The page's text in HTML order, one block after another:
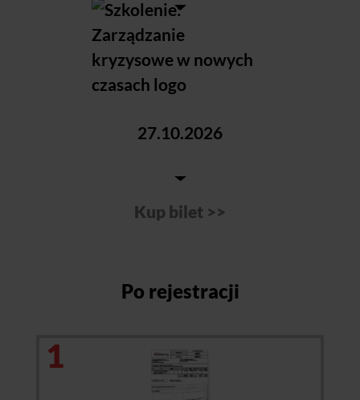
Po rejestracji
1